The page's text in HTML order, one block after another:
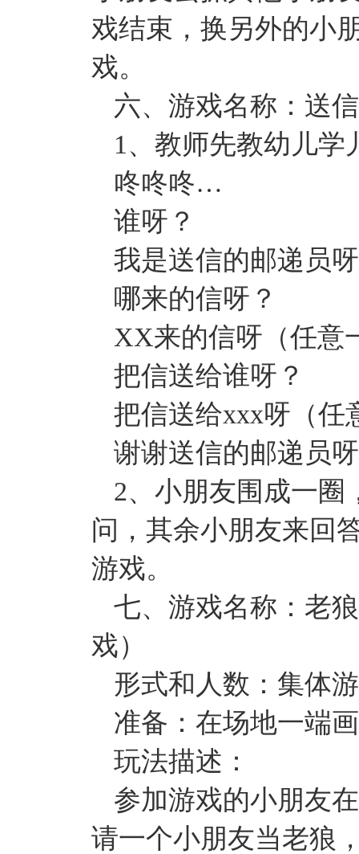
戏结束，换另外的小
戏。
六、游戏名称：送信
1、教师先教幼儿学
咚咚咚…
谁呀？
我是送信的邮递员呀
哪来的信呀？
XX来的信呀（任意
把信送给谁呀？
把信送给xxx呀（任
谢谢送信的邮递员呀
2、小朋友围成一圈
问，其余小朋友来回
游戏。
七、游戏名称：老
戏）
形式和人数：集体
准备：在场地一端
玩法描述：
参加游戏的小朋友
请一个小朋友当老狼